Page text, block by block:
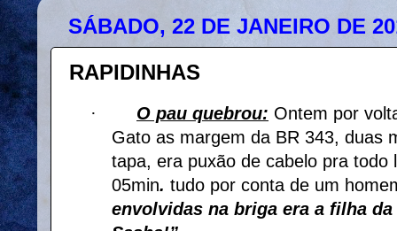
SÁBADO, 22 DE JANEIRO DE
RAPIDINHAS
· O pau quebrou: Ontem por
Gato as margem da BR 343, duas
tapa, era puxão de cabelo pra todo
05min. tudo por conta de um
envolvidas na briga era a filha da